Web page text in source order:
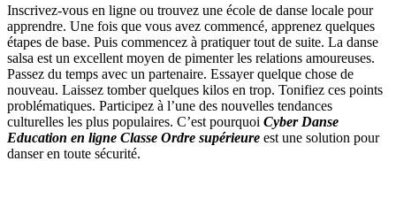
Inscrivez-vous en ligne ou trouvez une école de danse locale pour
apprendre. Une fois que vous avez commencé, apprenez quelques
étapes de base. Puis commencez à pratiquer tout de suite. La danse
salsa est un excellent moyen de pimenter les relations amoureuses.
Passez du temps avec un partenaire. Essayer quelque chose de
nouveau. Laissez tomber quelques kilos en trop. Tonifiez ces points
problématiques. Participez à l’une des nouvelles tendances
culturelles les plus populaires. C’est pourquoi Cyber Danse
Education en ligne Classe Ordre supérieure est une solution pour
danser en toute sécurité.